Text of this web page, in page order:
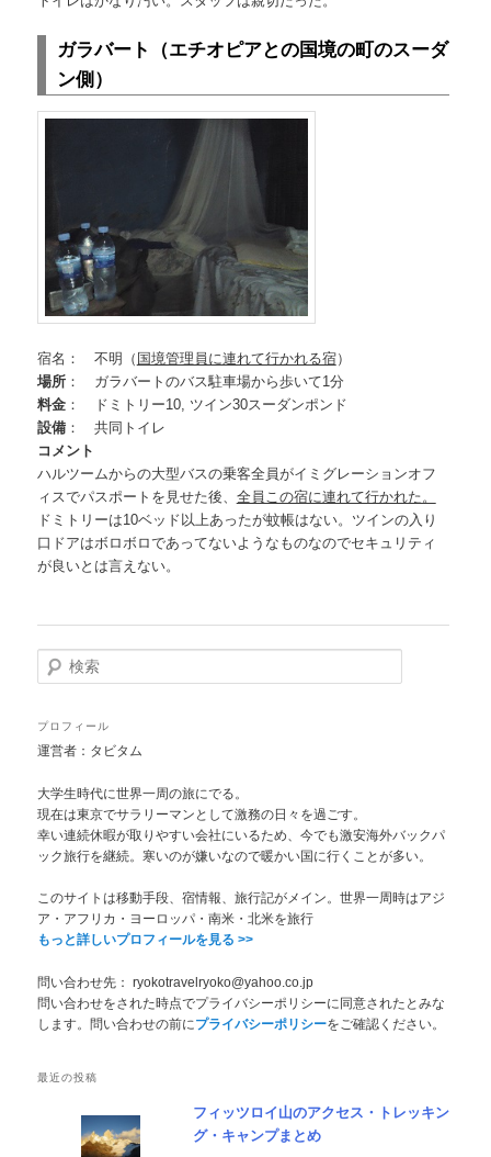
ガラバート（エチオピアとの国境の町のスーダ
ン側）
宿名： 不明（ 国境管理員に連れて行かれる宿）
場所： ガラバートのバス駐車場から歩いて1分
料金： ドミトリー10, ツイン30スーダンポンド
設備： 共同トイレ
コメント
ハルツームからの大型バスの乗客全員がイミグレーションオフ
ィスでパスポートを見せた後、 全員この宿に連れて行かれた。
ドミトリーは10ベッド以上あったが蚊帳はない。ツインの入り
口ドアはボロボロであってないようなものなのでセキュリティ
が良いとは言えない。
検
索
プロフィール
運営者：タビタム
大学生時代に世界一周の旅にでる。
現在は東京でサラリーマンとして激務の日々を過ごす。
幸い連続休暇が取りやすい会社にいるため、今でも激安海外バックパ
ック旅行を継続。寒いのが嫌いなので暖かい国に行くことが多い。
このサイトは移動手段、宿情報、旅行記がメイン。世界一周時はアジ
ア・アフリカ・ヨーロッパ・南米・北米を旅行
もっと詳しいプロフィールを見る >>
問い合わせ先： ryokotravelryoko@yahoo.co.jp
問い合わせをされた時点でプライバシーポリシーに同意されたとみな
します。問い合わせの前にプライバシーポリシーをご確認ください。
最近の投稿
フィッツロイ山のアクセス・トレッキン
グ・キャンプまとめ